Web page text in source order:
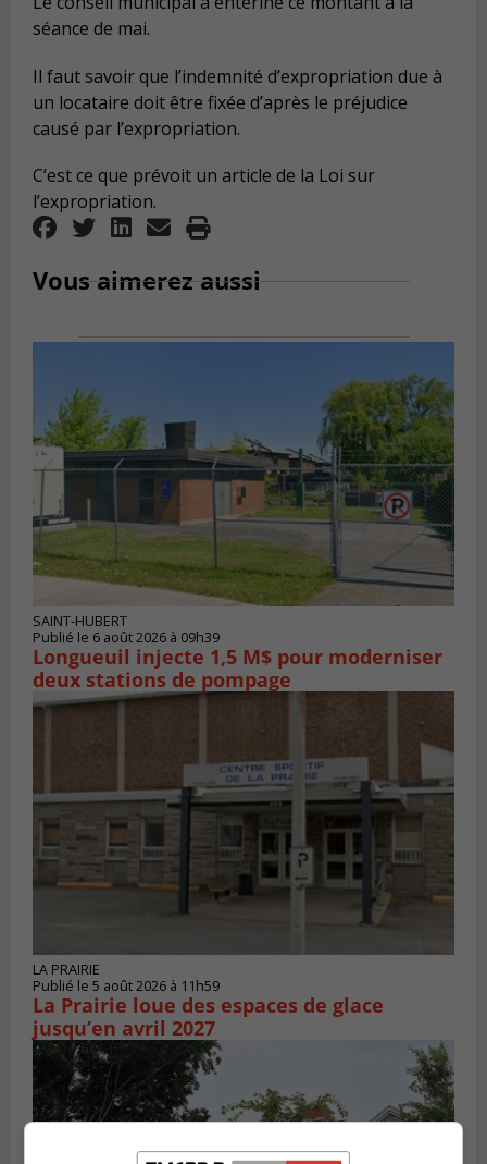
séance de mai.
Il faut savoir que l’indemnité d’expropriation due à
un locataire doit être fixée d’après le préjudice
causé par l’expropriation.
C’est ce que prévoit un article de la Loi sur
l’expropriation.
Vous aimerez aussi
SAINT-HUBERT
Publié le 6 août 2026 à 09h39
Longueuil injecte 1,5 M$ pour moderniser
deux stations de pompage
LA PRAIRIE
Publié le 5 août 2026 à 11h59
La Prairie loue des espaces de glace
jusqu’en avril 2027